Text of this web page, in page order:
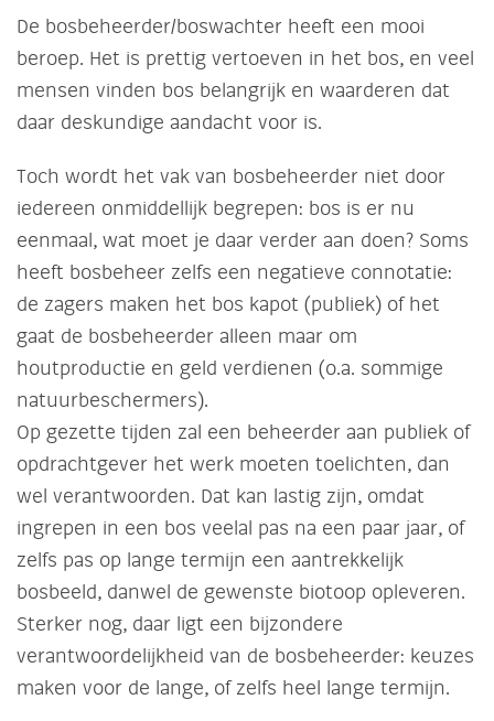
De bosbeheerder/boswachter heeft een mooi
beroep. Het is prettig vertoeven in het bos, en veel
mensen vinden bos belangrijk en waarderen dat
daar deskundige aandacht voor is.
Toch wordt het vak van bosbeheerder niet door
iedereen onmiddellijk begrepen: bos is er nu
eenmaal, wat moet je daar verder aan doen? Soms
heeft bosbeheer zelfs een negatieve connotatie:
de zagers maken het bos kapot (publiek) of het
gaat de bosbeheerder alleen maar om
houtproductie en geld verdienen (o.a. sommige
natuurbeschermers).
Op gezette tijden zal een beheerder aan publiek of
opdrachtgever het werk moeten toelichten, dan
wel verantwoorden. Dat kan lastig zijn, omdat
ingrepen in een bos veelal pas na een paar jaar, of
zelfs pas op lange termijn een aantrekkelijk
bosbeeld, danwel de gewenste biotoop opleveren.
Sterker nog, daar ligt een bijzondere
verantwoordelijkheid van de bosbeheerder: keuzes
maken voor de lange, of zelfs heel lange termijn.